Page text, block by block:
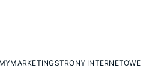
MARKETINGSTRONY INTERNETOWE